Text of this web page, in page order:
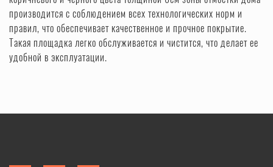
производится с соблюдением всех технологических норм и
правил, что обеспечивает качественное и прочное покрытие.
Такая площадка легко обслуживается и чистится, что делает ее
удобной в эксплуатации.